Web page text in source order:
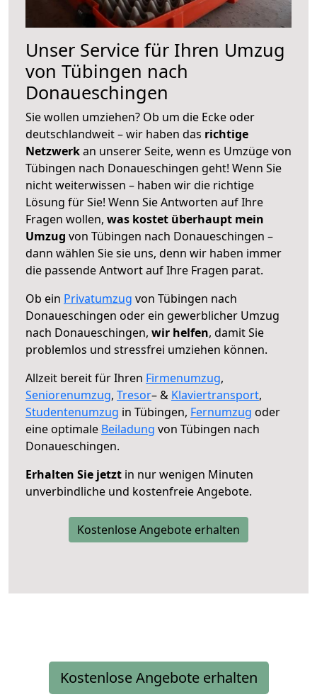
Unser Service für Ihren Umzug
von Tübingen nach
Donaueschingen
Sie wollen umziehen? Ob um die Ecke oder
deutschlandweit – wir haben das richtige
Netzwerkan unserer Seite, wenn es Umzüge von
Tübingen nach Donaueschingen geht! Wenn Sie
nicht weiterwissen – haben wir die richtige
Lösung für Sie! Wenn Sie Antworten auf Ihre
Fragen wollen, was kostet überhaupt mein
Umzug von Tübingen nach Donaueschingen –
dann wählen Sie sie uns, denn wir haben immer
die passende Antwort auf Ihre Fragen parat.
Ob ein Privatumzug von Tübingen nach
Donaueschingen oder ein gewerblicher Umzug
nach Donaueschingen, wir helfen, damit Sie
problemlos und stressfrei umziehen können.
Allzeit bereit für Ihren Firmenumzug,
Seniorenumzug, Tresor– & Klaviertransport,
Studentenumzug in Tübingen, Fernumzug oder
eine optimale Beiladung von Tübingen nach
Donaueschingen.
Erhalten Sie jetzt in nur wenigen Minuten
unverbindliche und kostenfreie Angebote.
Kostenlose Angebote erhalten
Kostenlose Angebote erhalten